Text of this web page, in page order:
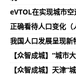
eVTOL在实现城市
正确看待人口变化（
我国人口发展呈现新
【众智成城】“城市
【众智成城】天津“